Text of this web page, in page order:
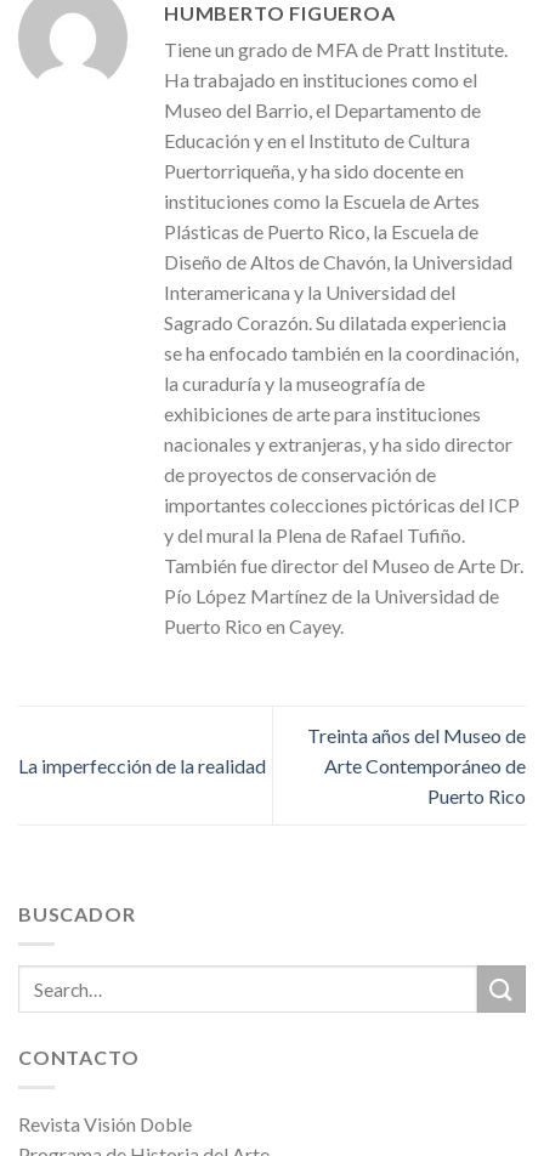
HUMBERTO FIGUEROA
Tiene un grado de MFA de Pratt Institute.
Ha trabajado en instituciones como el
Museo del Barrio, el Departamento de
Educación y en el Instituto de Cultura
Puertorriqueña, y ha sido docente en
instituciones como la Escuela de Artes
Plásticas de Puerto Rico, la Escuela de
Diseño de Altos de Chavón, la Universidad
Interamericana y la Universidad del
Sagrado Corazón. Su dilatada experiencia
se ha enfocado también en la coordinación,
la curaduría y la museografía de
exhibiciones de arte para instituciones
nacionales y extranjeras, y ha sido director
de proyectos de conservación de
importantes colecciones pictóricas del ICP
y del mural la Plena de Rafael Tufiño.
También fue director del Museo de Arte Dr.
Pío López Martínez de la Universidad de
Puerto Rico en Cayey.
La imperfección de la realidad
Treinta años del Museo de
Arte Contemporáneo de
Puerto Rico
BUSCADOR
CONTACTO
Revista Visión Doble